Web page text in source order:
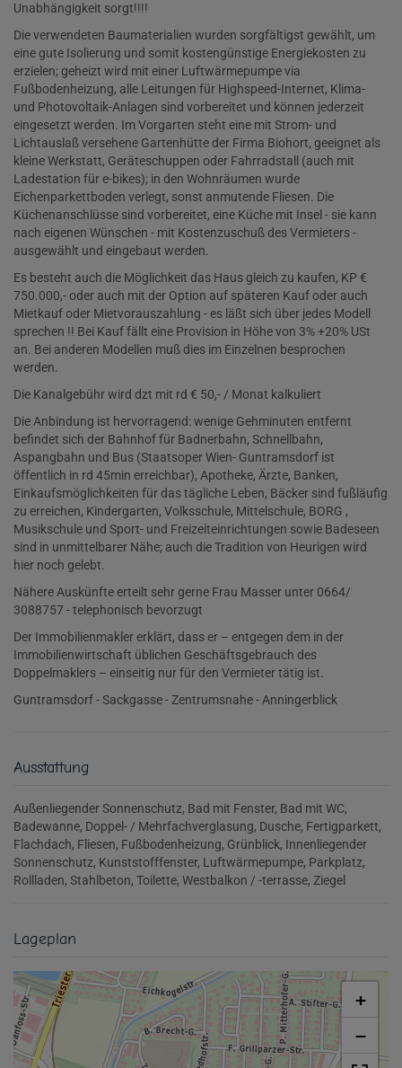
Unabhängigkeit sorgt!!!!
Die verwendeten Baumaterialien wurden sorgfältigst gewählt, um
eine gute Isolierung und somit kostengünstige Energiekosten zu
erzielen; geheizt wird mit einer Luftwärmepumpe via
Fußbodenheizung, alle Leitungen für Highspeed-Internet, Klima-
und Photovoltaik-Anlagen sind vorbereitet und können jederzeit
eingesetzt werden. Im Vorgarten steht eine mit Strom- und
Lichtauslaß versehene Gartenhütte der Firma Biohort, geeignet als
kleine Werkstatt, Geräteschuppen oder Fahrradstall (auch mit
Ladestation für e-bikes); in den Wohnräumen wurde
Eichenparkettboden verlegt, sonst anmutende Fliesen. Die
Küchenanschlüsse sind vorbereitet, eine Küche mit Insel - sie kann
nach eigenen Wünschen - mit Kostenzuschuß des Vermieters -
ausgewählt und eingebaut werden.
Es besteht auch die Möglichkeit das Haus gleich zu kaufen, KP €
750.000,- oder auch mit der Option auf späteren Kauf oder auch
Mietkauf oder Mietvorauszahlung - es läßt sich über jedes Modell
sprechen !! Bei Kauf fällt eine Provision in Höhe von 3% +20% USt
an. Bei anderen Modellen muß dies im Einzelnen besprochen
werden.
Die Kanalgebühr wird dzt mit rd € 50,- / Monat kalkuliert
Die Anbindung ist hervorragend: wenige Gehminuten entfernt
befindet sich der Bahnhof für Badnerbahn, Schnellbahn,
Aspangbahn und Bus (Staatsoper Wien- Guntramsdorf ist
öffentlich in rd 45min erreichbar), Apotheke, Ärzte, Banken,
Einkaufsmöglichkeiten für das tägliche Leben, Bäcker sind fußläufig
zu erreichen, Kindergarten, Volksschule, Mittelschule, BORG ,
Musikschule und Sport- und Freizeiteinrichtungen sowie Badeseen
sind in unmittelbarer Nähe; auch die Tradition von Heurigen wird
hier noch gelebt.
Nähere Auskünfte erteilt sehr gerne Frau Masser unter 0664/
3088757 - telephonisch bevorzugt
Der Immobilienmakler erklärt, dass er – entgegen dem in der
Immobilienwirtschaft üblichen Geschäftsgebrauch des
Doppelmaklers – einseitig nur für den Vermieter tätig ist.
Guntramsdorf - Sackgasse - Zentrumsnahe - Anningerblick
Ausstattung
Außenliegender Sonnenschutz Bad mit Fenster Bad mit WC
Badewanne Doppel- / Mehrfachverglasung Dusche Fertigparkett
Flachdach Fliesen Fußbodenheizung Grünblick Innenliegender
Sonnenschutz Kunststofffenster Luftwärmepumpe Parkplatz
Rollladen Stahlbeton Toilette Westbalkon / -terrasse Ziegel
Lageplan
+
−